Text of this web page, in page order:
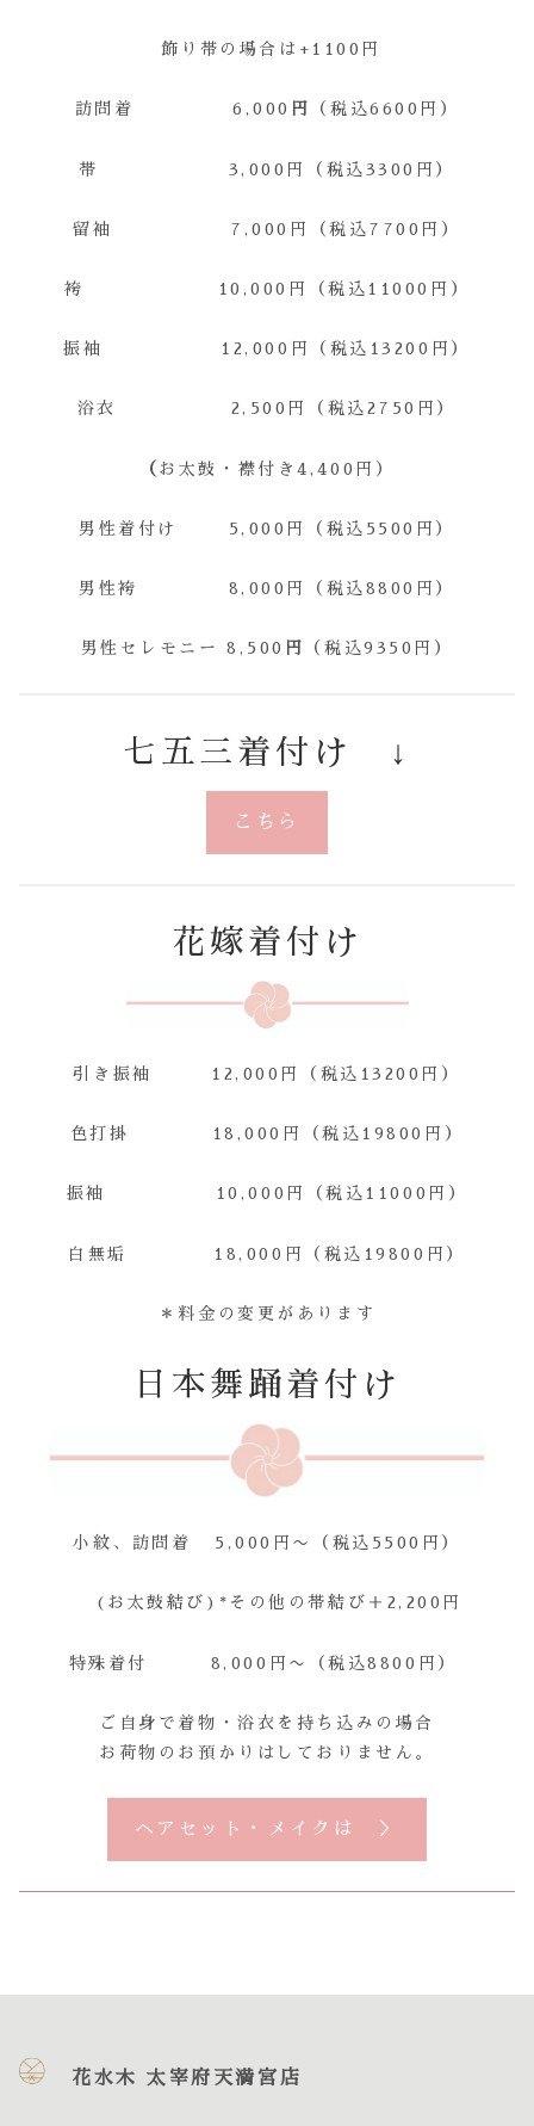
飾り帯の場合は+1100円
訪問着 6,000 円 （税込6600円）
帯 3,000円（税込3300円）
留袖 7,000円（税込7700円）
袴 10,000円（税込11000円）
振袖 12,000円（税込13200円）
浴衣 2,500円（税込2750円）
（ お太鼓・襟付き4,400円）
男性着付け 5,000円（税込5500円）
男性袴 8,000円（税込8800円）
男性セレモニー 8,500 円 （税込9350円）
七五三着付け ↓
こちら
花嫁着付け
引き振袖 12,000円（税込13200円）
色打掛 18,000円（税込19800円）
振袖 10,000円（税込11000円）
白無垢 18,000円（税込19800円）
＊料金の変更があります
日本舞踊着付け
小紋、訪問着 5,000円〜（税込5500円）
(お太鼓結び)*その他の帯結び＋2,200円
特殊着付 8,000円〜（税込8800円）
ご自身で着物・浴衣を持ち込みの場合
お荷物のお預かりはしておりません。
ヘアセット・メイクは ＞
花水木 太宰府天満宮店